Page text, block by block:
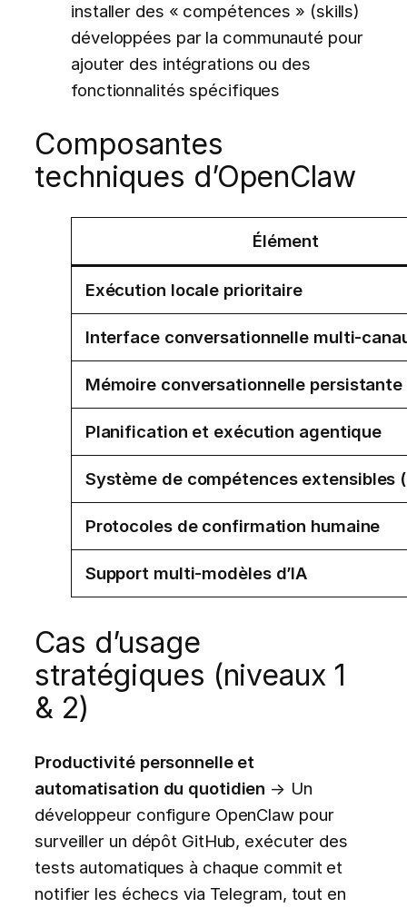
installer des « compétences » (skills)
développées par la communauté pour
ajouter des intégrations ou des
fonctionnalités spécifiques
Composantes
techniques d’OpenClaw
Élément
Exécution locale prioritaire
Interface conversationnelle multi-
Mémoire conversationnelle persistante
Planification et exécution agentique
Système de compétences extensibles
Protocoles de confirmation humaine
Support multi-modèles d’IA
Cas d’usage
stratégiques (niveaux 1
& 2)
Productivité personnelle et
automatisation du quotidien → Un
développeur configure OpenClaw pour
surveiller un dépôt GitHub, exécuter des
tests automatiques à chaque commit et
notifier les échecs via Telegram, tout en